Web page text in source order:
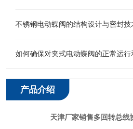
不锈钢电动蝶阀的结构设计与密封技
如何确保对夹式电动蝶阀的正常运
产品介绍
天津厂家销售多回转总线